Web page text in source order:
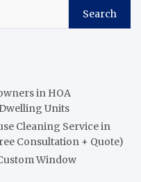
Search
in HOA
Units
Cleaning Service in
Consultation + Quote)
Window